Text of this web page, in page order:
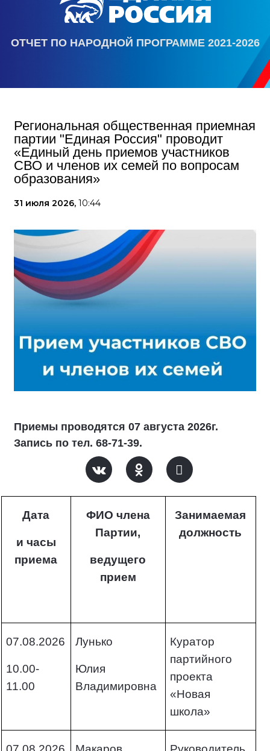
ОТЧЕТ ПО НАРОДНОЙ ПРОГРАММЕ 2021-2026
Региональная общественная приемная
партии "Единая Россия" проводит
«Единый день приемов участников
СВО и членов их семей по вопросам
образования»
31 июля 2026, 10:44
Приемы проводятся 07 августа 2026г.
Запись по тел. 68-71-39.
Дата
и часы
приема
ФИО члена
Партии,
ведущего
прием
Занимаемая
должность
07.08.2026
10.00-
11.00
Лунько
Юлия
Владимировна
Куратор
партийного
проекта
«Новая
школа»